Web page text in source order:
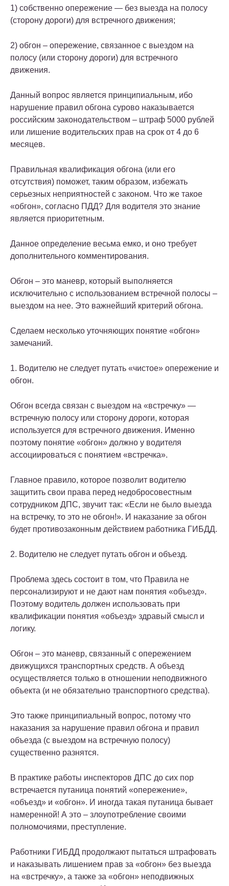
1) собственно опережение — без выезда на полосу
(сторону дороги) для встречного движения;
2) обгон – опережение, связанное с выездом на
полосу (или сторону дороги) для встречного
движения.
Данный вопрос является принципиальным, ибо
нарушение правил обгона сурово наказывается
российским законодательством – штраф 5000 рублей
или лишение водительских прав на срок от 4 до 6
месяцев.
Правильная квалификация обгона (или его
отсутствия) поможет, таким образом, избежать
серьезных неприятностей с законом. Что же такое
«обгон», согласно ПДД? Для водителя это знание
является приоритетным.
Данное определение весьма емко, и оно требует
дополнительного комментирования.
Обгон – это маневр, который выполняется
исключительно с использованием встречной полосы –
выездом на нее. Это важнейший критерий обгона.
Сделаем несколько уточняющих понятие «обгон»
замечаний.
1. Водителю не следует путать «чистое» опережение и
обгон.
Обгон всегда связан с выездом на «встречку» —
встречную полосу или сторону дороги, которая
используется для встречного движения. Именно
поэтому понятие «обгон» должно у водителя
ассоциироваться с понятием «встречка».
Главное правило, которое позволит водителю
защитить свои права перед недобросовестным
сотрудником ДПС, звучит так: «Если не было выезда
на встречку, то это не обгон!». И наказание за обгон
будет противозаконным действием работника ГИБДД.
2. Водителю не следует путать обгон и объезд.
Проблема здесь состоит в том, что Правила не
персонализируют и не дают нам понятия «объезд».
Поэтому водитель должен использовать при
квалификации понятия «объезд» здравый смысл и
логику.
Обгон – это маневр, связанный с опережением
движущихся транспортных средств. А объезд
осуществляется только в отношении неподвижного
объекта (и не обязательно транспортного средства).
Это также принципиальный вопрос, потому что
наказания за нарушение правил обгона и правил
объезда (с выездом на встречную полосу)
существенно разнятся.
В практике работы инспекторов ДПС до сих пор
встречается путаница понятий «опережение»,
«объезд» и «обгон». И иногда такая путаница бывает
намеренной! А это – злоупотребление своими
полномочиями, преступление.
Работники ГИБДД продолжают пытаться штрафовать
и наказывать лишением прав за «обгон» без выезда
на «встречку», а также за «обгон» неподвижных